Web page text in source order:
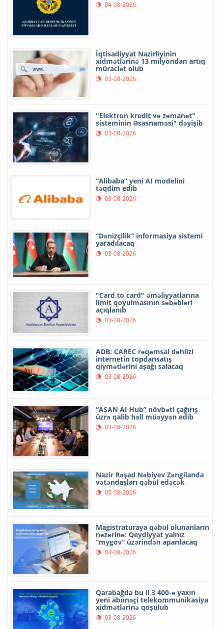
04-08-2026
İqtisadiyyat Nazirliyinin
xidmətlərinə 13 milyondan artıq
müraciət olub
03-08-2026
"Elektron kredit və zəmanət"
sisteminin Əsasnaməsi" dəyişib
03-08-2026
“Alibaba” yeni AI modelini
təqdim edib
03-08-2026
“Dənizçilik” informasiya sistemi
yaradılacaq
03-08-2026
"Card to card" əməliyyatlarına
limit qoyulmasının səbəbləri
açıqlanıb
03-08-2026
ADB: CAREC rəqəmsal dəhlizi
internetin topdansatış
qiymətlərini aşağı salacaq
03-08-2026
“ASAN AI Hub” növbəti çağırış
üzrə qalib həll müəyyən edib
03-08-2026
Nazir Rəşad Nəbiyev Zəngilanda
vətəndaşları qəbul edəcək
03-08-2026
Magistraturaya qəbul olunanların
nəzərinə: Qeydiyyat yalnız
“mygov” üzərindən aparılacaq
03-08-2026
Qarabağda bu il 3 400-ə yaxın
yeni abunəçi telekommunikasiya
xidmətlərinə qoşulub
03-08-2026